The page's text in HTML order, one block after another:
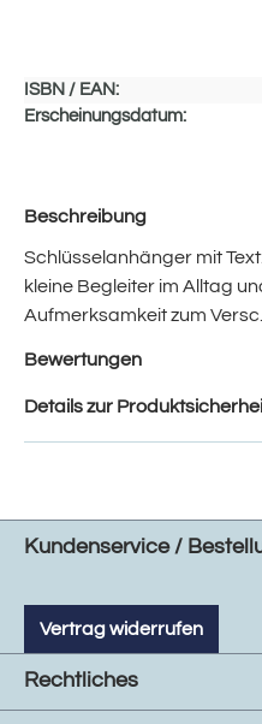
ISBN / EAN:
Erscheinungsdatum:
Beschreibung
Schlüsselanhänger mit
kleine Begleiter im Alltag
Aufmerksamkeit zum
Bewertungen
Details zur
Kundenservice /
Vertrag widerrufen
Rechtliches